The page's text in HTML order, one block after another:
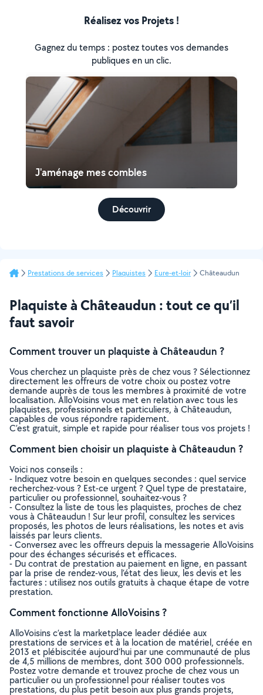
Réalisez vos Projets !
Gagnez du temps : postez toutes vos demandes
publiques en un clic.
J'aménage mes combles
Découvrir
Prestations de services Plaquistes Eure-et-loir Châteaudun
Plaquiste à Châteaudun : tout ce qu’il
faut savoir
Comment trouver un plaquiste à Châteaudun ?
Vous cherchez un plaquiste près de chez vous ? Sélectionnez
directement les offreurs de votre choix ou postez votre
demande auprès de tous les membres à proximité de votre
localisation. AlloVoisins vous met en relation avec tous les
plaquistes, professionnels et particuliers, à Châteaudun,
capables de vous répondre rapidement.
C’est gratuit, simple et rapide pour réaliser tous vos projets !
Comment bien choisir un plaquiste à Châteaudun ?
Voici nos conseils :
- Indiquez votre besoin en quelques secondes : quel service
recherchez-vous ? Est-ce urgent ? Quel type de prestataire,
particulier ou professionnel, souhaitez-vous ?
- Consultez la liste de tous les plaquistes, proches de chez
vous à Châteaudun ! Sur leur profil, consultez les services
proposés, les photos de leurs réalisations, les notes et avis
laissés par leurs clients.
- Conversez avec les offreurs depuis la messagerie AlloVoisins
pour des échanges sécurisés et efficaces.
- Du contrat de prestation au paiement en ligne, en passant
par la prise de rendez-vous, l’état des lieux, les devis et les
factures : utilisez nos outils gratuits à chaque étape de votre
prestation.
Comment fonctionne AlloVoisins ?
AlloVoisins c’est la marketplace leader dédiée aux
prestations de services et à la location de matériel, créée en
2013 et plébiscitée aujourd’hui par une communauté de plus
de 4,5 millions de membres, dont 300 000 professionnels.
Postez votre demande et trouvez proche de chez vous un
particulier ou un professionnel pour réaliser toutes vos
prestations, du plus petit besoin aux plus grands projets,